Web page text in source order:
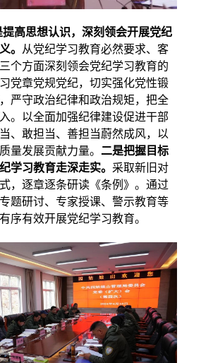
提高思想认识，深刻领会开展党纪
。 从党纪学习教育必然要求、客
个方面深刻领会党纪学习教育的
党章党规党纪，切实强化党性锻
严守政治纪律和政治规矩，把全
。以全面加强纪律建设促进干部
、敢担当、善担当蔚然成风，以
量发展贡献力量。 二是把握目标
学习教育走深走实。 采取新旧对
，逐章逐条研读《条例》。通过
题研讨、专家授课、警示教育等
序有效开展党纪学习教育。